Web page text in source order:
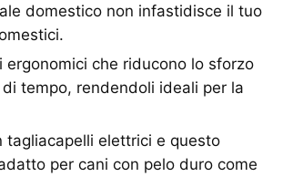
domestico non infastidisce il tuo
che riducono lo sforzo
tempo, rendendoli ideali per la
tagliacapelli elettrici e questo
per cani con pelo duro come